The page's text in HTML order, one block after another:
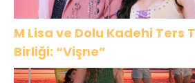
M Lisa ve Dolu Kadehi Ters
Birliği: “Vişne”